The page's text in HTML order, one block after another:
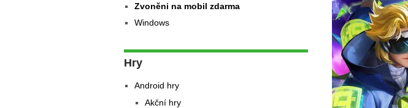
Zvoněni na mobil zdarma
Windows
Hry
Android hry
Akční hry